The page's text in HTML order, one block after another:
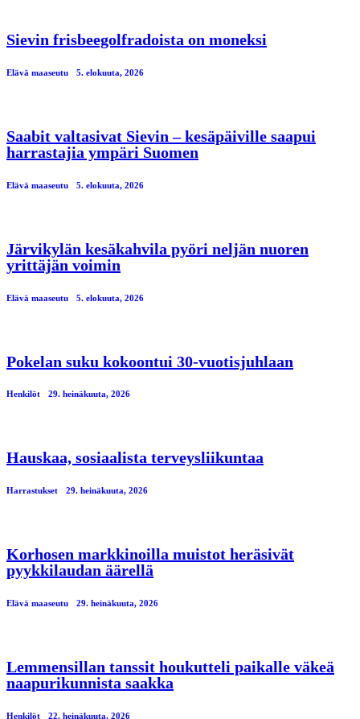
Sievin frisbeegolfradoista on moneksi
Elävä maaseutu 5. elokuuta, 2026
Saabit valtasivat Sievin – kesäpäiville saapui
harrastajia ympäri Suomen
Elävä maaseutu 5. elokuuta, 2026
Järvikylän kesäkahvila pyöri neljän nuoren
yrittäjän voimin
Elävä maaseutu 5. elokuuta, 2026
Pokelan suku kokoontui 30-vuotisjuhlaan
Henkilöt 29. heinäkuuta, 2026
Hauskaa, sosiaalista terveysliikuntaa
Harrastukset 29. heinäkuuta, 2026
Korhosen markkinoilla muistot heräsivät
pyykkilaudan äärellä
Elävä maaseutu 29. heinäkuuta, 2026
Lemmensillan tanssit houkutteli paikalle väkeä
naapurikunnista saakka
Henkilöt 22. heinäkuuta, 2026